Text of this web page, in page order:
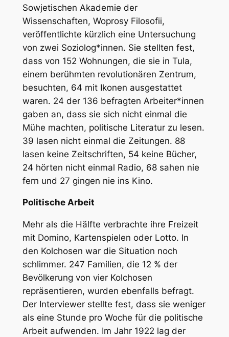
Sowjetischen Akademie der
Wissenschaften, Woprosy Filosofii,
veröffentlichte kürzlich eine Untersuchung
von zwei Soziolog*innen. Sie stellten fest,
dass von 152 Wohnungen, die sie in Tula,
einem berühmten revolutionären Zentrum,
besuchten, 64 mit Ikonen ausgestattet
waren. 24 der 136 befragten Arbeiter*innen
gaben an, dass sie sich nicht einmal die
Mühe machten, politische Literatur zu lesen.
39 lasen nicht einmal die Zeitungen. 88
lasen keine Zeitschriften, 54 keine Bücher,
24 hörten nicht einmal Radio, 68 sahen nie
fern und 27 gingen nie ins Kino.
Politische Arbeit
Mehr als die Hälfte verbrachte ihre Freizeit
mit Domino, Kartenspielen oder Lotto. In
den Kolchosen war die Situation noch
schlimmer. 247 Familien, die 12 % der
Bevölkerung von vier Kolchosen
repräsentieren, wurden ebenfalls befragt.
Der Interviewer stellte fest, dass sie weniger
als eine Stunde pro Woche für die politische
Arbeit aufwenden. Im Jahr 1922 lag der